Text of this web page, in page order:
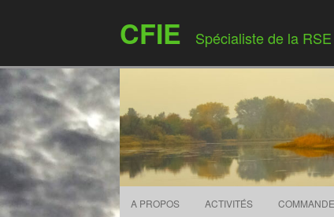
CFIE Spécialiste de la
A PROPOS ACTIVITÉS